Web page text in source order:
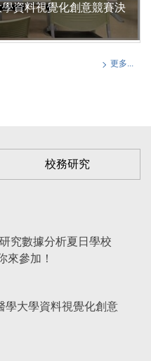
資料視覺化創意競賽決
更多...
校務研究
究數據分析夏日學校
參加！
學大學資料視覺化創意